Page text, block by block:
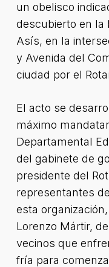
un obelisco
descubierto en la
Asís, en la
y Avenida del
ciudad por el
El acto se
máximo
Departamental
del gabinete de
presidente del
representantes
esta
Lorenzo Mártir,
vecinos que
fría para